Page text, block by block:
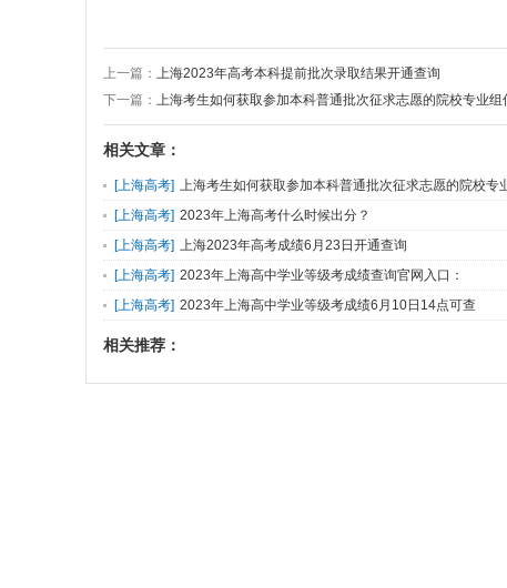
上一篇： 上海2023年高考本科提前批次录取结果开通查询
下一篇： 上海考生如何获取参加本科普通批次征求志愿的院校专业组
相关文章：
[上海高考] 上海考生如何获取参加本科普通批次征求志愿的院校专
[上海高考] 2023年上海高考什么时候出分？
[上海高考] 上海2023年高考成绩6月23日开通查询
[上海高考] 2023年上海高中学业等级考成绩查询官网入口：
www.shmeea.edu.cn
[上海高考] 2023年上海高中学业等级考成绩6月10日14点可查
相关推荐：